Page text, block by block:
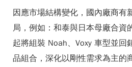
因應市場結構變化，國內廠商有
局，例如：和泰與日本母廠合
起將組裝 Noah、Voxy 車型並回
品組合，深化以剛性需求為主的